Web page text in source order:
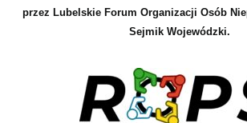
przez Lubelskie Forum Organizacji Osób
Sejmik Wojewódzki.